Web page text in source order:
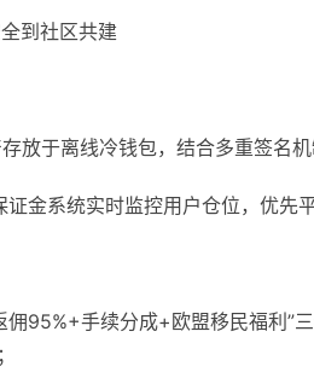
到社区共建
放于离线冷钱包，结合多重签名机
金系统实时监控用户仓位，优先
95%+手续分成+欧盟移民福利”